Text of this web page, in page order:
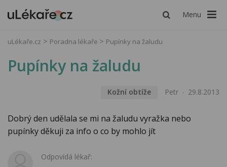
Menu
uLékaře.cz Poradna lékaře Pupínky na žaludu
Pupínky na žaludu
Kožní obtíže Petr 29.8.2013
Dobrý den udělala se mi na žaludu vyražka nebo
pupínky děkuji za info o co by mohlo jít
Odpovídá lékař: